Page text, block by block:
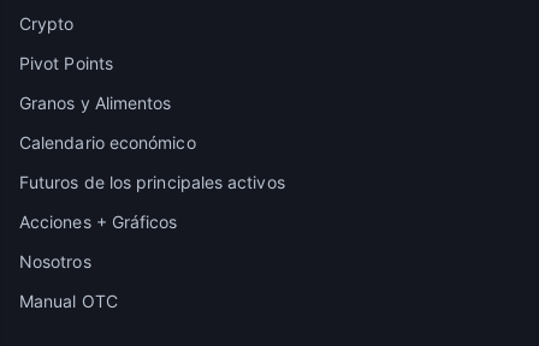
Crypto
Pivot Points
Granos y Alimentos
Calendario económico
Futuros de los principales activos
Acciones + Gráficos
Nosotros
Manual OTC